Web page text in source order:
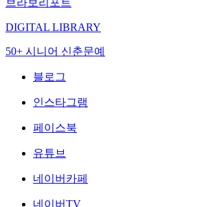
브라보리포트
DIGITAL LIBRARY
50+ 시니어 신춘문예
블로그
인스타그램
페이스북
유튜브
네이버카페
네이버TV